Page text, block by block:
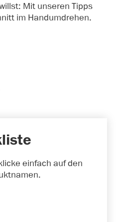
Mit unseren Tipps
im Handumdrehen.
einfach auf den